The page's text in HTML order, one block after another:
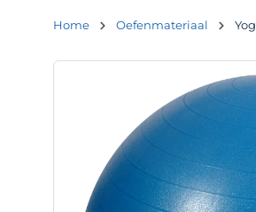
Home Oefenmateriaal